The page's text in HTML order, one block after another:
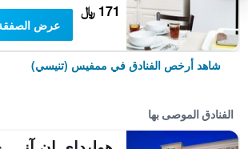
171 ﷼
عرض
شاهد أرخص الفنادق في ممفيس (تنيسي)
الفنادق الموصى بها